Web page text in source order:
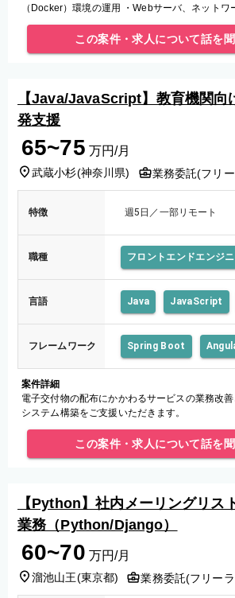
（Docker）環境の運用 ・Webサーバ、ネットワーク、DBなどの設定、
保守 をご担当いただきます。
この案件・求人について話を
【Java/JavaScript】教育機関向
発支援
65~75 万円/月
武蔵小杉(神奈川県) 業務委託(フリ
特徴 週5日／一部リモート
職種 フロントエンドエンジ
言語 Java JavaScript
フレームワーク Spring Boot
案件詳細
電子交付物の配布にかかわるサービスの業務改
システム構築をご支援いただきます。
この案件・求人について話を
【Python】社内メーリングリス
業務（Python/Django）
60~70 万円/月
溜池山王(東京都) 業務委託(フリー